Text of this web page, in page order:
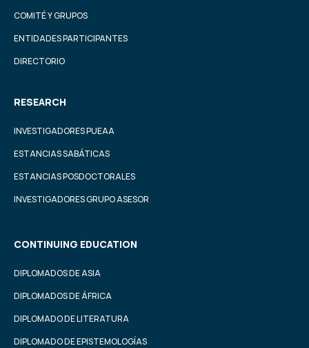
COMITÉ Y GRUPOS
ENTIDADES PARTICIPANTES
DIRECTORIO
RESEARCH
INVESTIGADORES PUEAA
ESTANCIAS SABÁTICAS
ESTANCIAS POSDOCTORALES
INVESTIGADORES GRUPO ASESOR
CONTINUING EDUCATION
DIPLOMADOS DE ASIA
DIPLOMADOS DE ÁFRICA
DIPLOMADO DE LITERATURA
DIPLOMADO DE EPISTEMOLOGÍAS